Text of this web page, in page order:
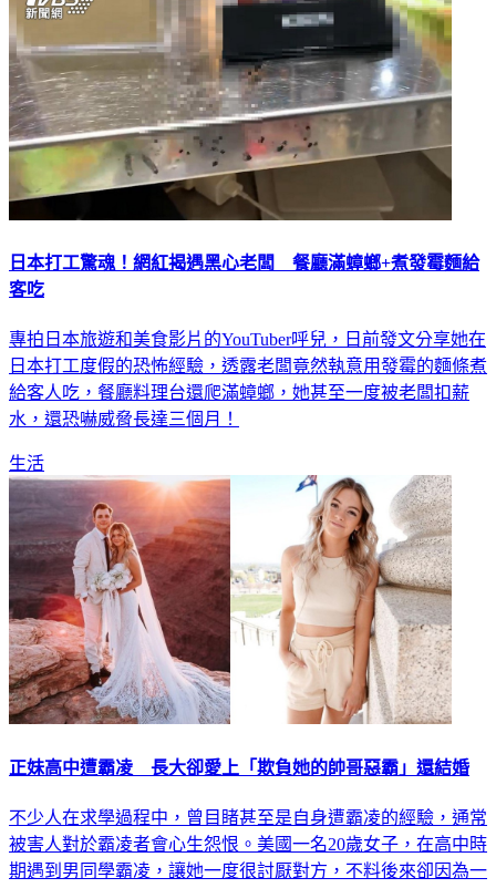
日本打工驚魂！網紅揭遇黑心老闆 餐廳滿蟑螂+煮發霉麵給
客吃
專拍日本旅遊和美食影片的YouTuber呼兒，日前發文分享她在
日本打工度假的恐怖經驗，透露老闆竟然執意用發霉的麵條煮
給客人吃，餐廳料理台還爬滿蟑螂，她甚至一度被老闆扣薪
水，還恐嚇威脅長達三個月！
生活
正妹高中遭霸凌 長大卻愛上「欺負她的帥哥惡霸」還結婚
不少人在求學過程中，曾目睹甚至是自身遭霸凌的經驗，通常
被害人對於霸凌者會心生怨恨。美國一名20歲女子，在高中時
期遇到男同學霸凌，讓她一度很討厭對方，不料後來卻因為一